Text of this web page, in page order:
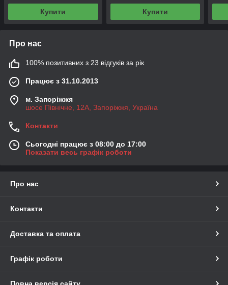
Купити Купити
Про нас
100% позитивних з 23 відгуків за рік
Працює з 31.10.2013
м. Запоріжжя
шосе Північне, 12А, Запоріжжя, Україна
Контакти
Сьогодні працює з 08:00 до 17:00
Показати весь графік роботи
Про нас
Контакти
Доставка та оплата
Графік роботи